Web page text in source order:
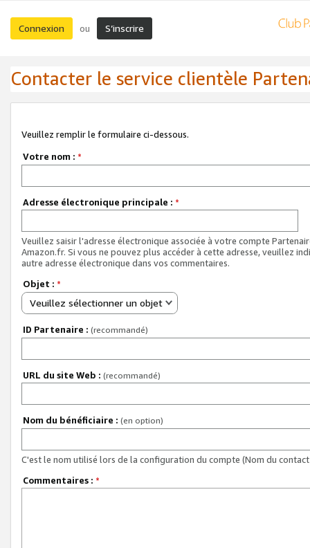
Connexion ou S’inscrire
Contacter le service clientèle
Veuillez remplir le formulaire ci-dessous.
Votre nom : *
Adresse électronique principale : *
Veuillez saisir l'adresse électronique associée à votre compte
Amazon.fr. Si vous ne pouvez plus accéder à cette adresse, veuillez
autre adresse électronique dans vos commentaires.
Objet : *
Veuillez sélectionner un objet
ID Partenaire : (recommandé)
URL du site Web : (recommandé)
Nom du bénéficiaire : (en option)
C'est le nom utilisé lors de la configuration du compte (Nom du
Commentaires : *